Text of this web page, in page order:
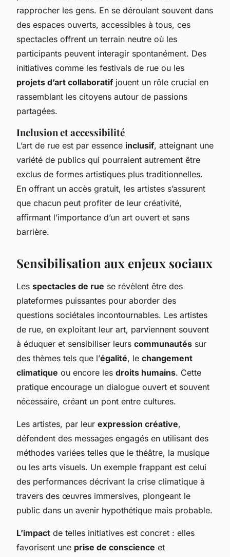
rapprocher les gens. En se déroulant souvent dans
des espaces ouverts, accessibles à tous, ces
spectacles offrent un terrain neutre où les
participants peuvent interagir spontanément. Des
initiatives comme les festivals de rue ou les
projets d’art collaboratif jouent un rôle crucial en
rassemblant les citoyens autour de passions
partagées.
Inclusion et accessibilité
L’art de rue est par essence inclusif, atteignant une
variété de publics qui pourraient autrement être
exclus de formes artistiques plus traditionnelles.
En offrant un accès gratuit, les artistes s’assurent
que chacun peut profiter de leur créativité,
affirmant l’importance d’un art ouvert et sans
barrière.
Sensibilisation aux enjeux sociaux
Les spectacles de rue se révèlent être des
plateformes puissantes pour aborder des
questions sociétales incontournables. Les artistes
de rue, en exploitant leur art, parviennent souvent
à éduquer et sensibiliser leurs communautés sur
des thèmes tels que l’égalité, le changement
climatique ou encore les droits humains. Cette
pratique encourage un dialogue ouvert et souvent
nécessaire, créant un pont entre cultures.
Les artistes, par leur expression créative,
défendent des messages engagés en utilisant des
méthodes variées telles que le théâtre, la musique
ou les arts visuels. Un exemple frappant est celui
des performances décrivant la crise climatique à
travers des œuvres immersives, plongeant le
public dans un avenir hypothétique mais probable.
L’impact de telles initiatives est concret : elles
favorisent une prise de conscience et